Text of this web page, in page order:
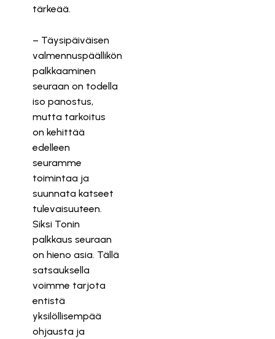
tärkeää.
– Täysipäiväisen
valmennuspäällikön
palkkaaminen
seuraan on todella
iso panostus,
mutta tarkoitus
on kehittää
edelleen
seuramme
toimintaa ja
suunnata katseet
tulevaisuuteen.
Siksi Tonin
palkkaus seuraan
on hieno asia. Tällä
satsauksella
voimme tarjota
entistä
yksilöllisempää
ohjausta ja